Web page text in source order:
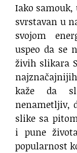
Iako
svrstavan u
svojom
uspeo da se
živih slikara
kaže da
nenametljiv,
slike sa
i pune
popularnost